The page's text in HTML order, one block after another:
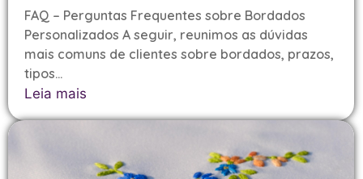
FAQ – Perguntas Frequentes sobre Bordados
Personalizados A seguir, reunimos as dúvidas
mais comuns de clientes sobre bordados, prazos,
tipos...
Leia mais